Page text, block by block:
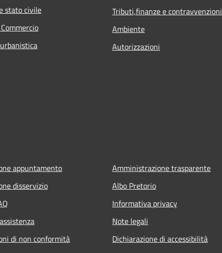
stato civile
Tributi,finanze e contravvenzioni
Ambiente
Autorizzazioni
appuntamento
disservizio
di non conformità
Amministrazione trasparente
Albo Pretorio
Informativa privacy
Note legali
Dichiarazione di accessibilità